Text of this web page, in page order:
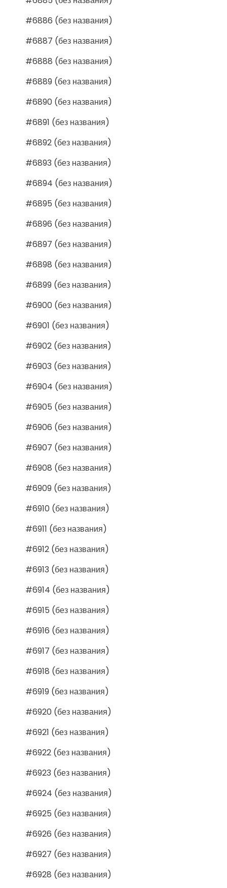
#6886 (без названия)
#6887 (без названия)
#6888 (без названия)
#6889 (без названия)
#6890 (без названия)
#6891 (без названия)
#6892 (без названия)
#6893 (без названия)
#6894 (без названия)
#6895 (без названия)
#6896 (без названия)
#6897 (без названия)
#6898 (без названия)
#6899 (без названия)
#6900 (без названия)
#6901 (без названия)
#6902 (без названия)
#6903 (без названия)
#6904 (без названия)
#6905 (без названия)
#6906 (без названия)
#6907 (без названия)
#6908 (без названия)
#6909 (без названия)
#6910 (без названия)
#6911 (без названия)
#6912 (без названия)
#6913 (без названия)
#6914 (без названия)
#6915 (без названия)
#6916 (без названия)
#6917 (без названия)
#6918 (без названия)
#6919 (без названия)
#6920 (без названия)
#6921 (без названия)
#6922 (без названия)
#6923 (без названия)
#6924 (без названия)
#6925 (без названия)
#6926 (без названия)
#6927 (без названия)
#6928 (без названия)